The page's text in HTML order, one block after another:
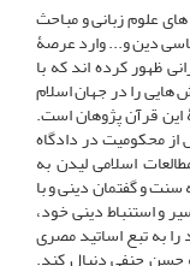
علوم زبانی و مباحث
دین و... وارد عرصۀ
ظهور کرده­ اند که با
­هایی را در جهان اسلام
این قرآن­ پژوهان است.
محکومیت در دادگاه
اسلامی لیدن به
و گفتمان دینی و با
و استنباط دینی خود،
به تبع اساتید مصری
حسن حنفی دنبال کند.